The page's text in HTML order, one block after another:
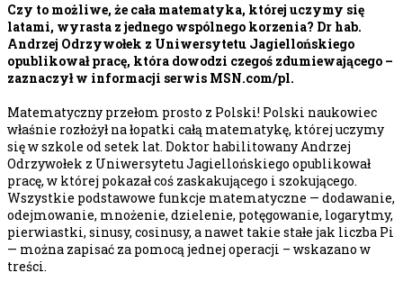
Czy to możliwe, że cała matematyka, której uczymy się
latami, wyrasta z jednego wspólnego korzenia? Dr hab.
Andrzej Odrzywołek z Uniwersytetu Jagiellońskiego
opublikował pracę, która dowodzi czegoś zdumiewającego –
zaznaczył w informacji serwis MSN.com/pl.
Matematyczny przełom prosto z Polski! Polski naukowiec
właśnie rozłożył na łopatki całą matematykę, której uczymy
się w szkole od setek lat. Doktor habilitowany Andrzej
Odrzywołek z Uniwersytetu Jagiellońskiego opublikował
pracę, w której pokazał coś zaskakującego i szokującego.
Wszystkie podstawowe funkcje matematyczne — dodawanie,
odejmowanie, mnożenie, dzielenie, potęgowanie, logarytmy,
pierwiastki, sinusy, cosinusy, a nawet takie stałe jak liczba Pi
— można zapisać za pomocą jednej operacji – wskazano w
treści.